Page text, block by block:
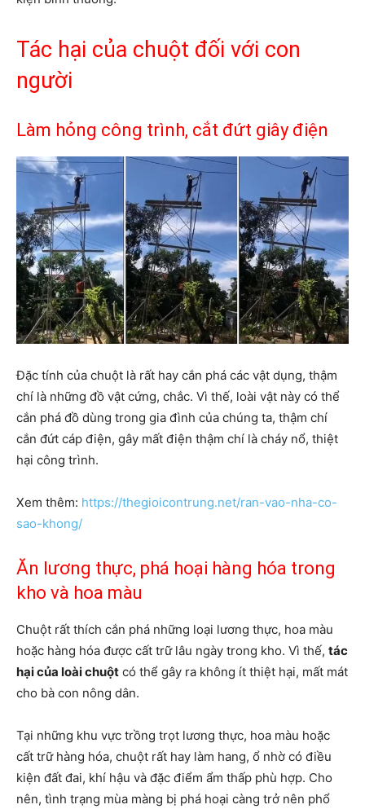
Tác hại của chuột đối với con
người
Làm hỏng công trình, cắt đứt giây điện
Đặc tính của chuột là rất hay cắn phá các vật dụng, thậm
chí là những đồ vật cứng, chắc. Vì thế, loài vật này có thể
cắn phá đồ dùng trong gia đình của chúng ta, thậm chí
cắn đứt cáp điện, gây mất điện thậm chí là cháy nổ, thiệt
hại công trình.
Xem thêm: https://thegioicontrung.net/ran-vao-nha-co-
sao-khong/
Ăn lương thực, phá hoại hàng hóa trong
kho và hoa màu
Chuột rất thích cắn phá những loại lương thực, hoa màu
hoặc hàng hóa được cất trữ lâu ngày trong kho. Vì thế, tác
hại của loài chuột có thể gây ra không ít thiệt hại, mất mát
cho bà con nông dân.
Tại những khu vực trồng trọt lương thực, hoa màu hoặc
cất trữ hàng hóa, chuột rất hay làm hang, ổ nhờ có điều
kiện đất đai, khí hậu và đặc điểm ẩm thấp phù hợp. Cho
nên, tình trạng mùa màng bị phá hoại càng trở nên phổ